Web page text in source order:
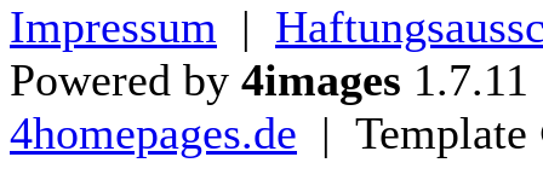
Impressum |
Powered by 4images
4homepages.de |